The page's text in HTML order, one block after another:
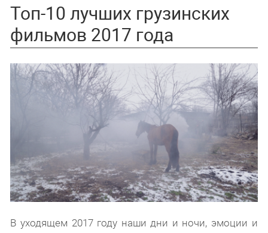
Топ-10 лучших грузинских
фильмов 2017 года
В уходящем 2017 году наши дни и ночи, эмоции и